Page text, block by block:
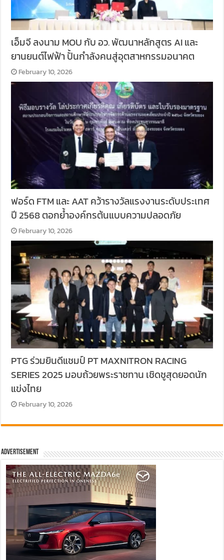
เอ็มจี ลงนาม MOU กับ อว. พัฒนาหลักสูตร AI และ
ยานยนต์ไฟฟ้า ปั้นกำลังคนสู่อุตสาหกรรมอนาคต
February 10, 2026
ฟอร์ด FTM และ AAT คว้ารางวัลแรงงานระดับประเทศ
ปี 2568 ตอกย้ำองค์กรต้นแบบความปลอดภัย
February 10, 2026
PTG ร่วมยินดีแชมป์ PT MAXNITRON RACING
SERIES 2025 มอบถ้วยพระราชทาน เชิดชูสุดยอดนัก
แข่งไทย
February 10, 2026
Advertisement